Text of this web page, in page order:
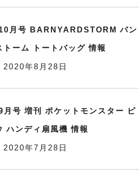
月号 BARNYARDSTORM バン
トーム トートバッグ 情報
2020年8月28日
月号 増刊 ポケットモンスター ピ
ハンディ扇風機 情報
2020年7月28日